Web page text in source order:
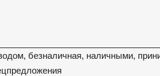
безналичная, наличными,